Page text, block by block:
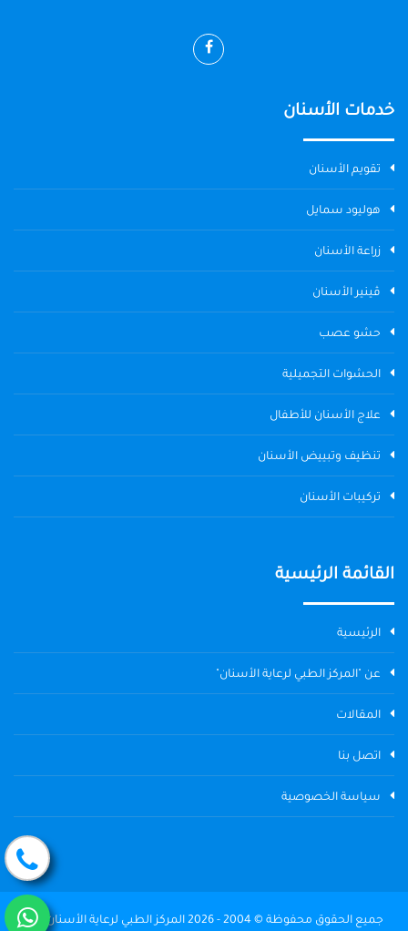
خدمات الأسنان
تقويم الأسنان
هوليود سمايل
زراعة الأسنان
ڤينير الأسنان
حشو عصب
الحشوات التجميلية
علاج الأسنان للأطفال
تنظيف وتبييض الأسنان
تركيبات الأسنان
القائمة الرئيسية
الرئيسية
عن "المركز الطبي لرعاية الأسنان"
المقالات
اتصل بنا
سياسة الخصوصية
جميع الحقوق محفوظة © 2004 - 2026 المركز الطبي لرعاية الأسنان The